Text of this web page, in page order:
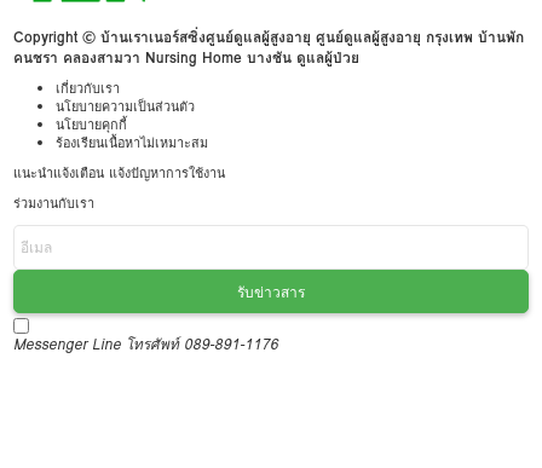
Copyright © บ้านเราเนอร์สซิ่งศูนย์ดูแลผู้สูงอายุ ศูนย์ดูแลผู้สูงอายุ กรุงเทพ บ้านพัก
คนชรา คลองสามวา Nursing Home บางชัน ดูแลผู้ป่วย
เกี่ยวกับเรา
นโยบายความเป็นส่วนตัว
นโยบายคุกกี้
ร้องเรียนเนื้อหาไม่เหมาะสม
แนะนำแจ้งเตือน แจ้งปัญหาการใช้งาน
ร่วมงานกับเรา
รับข่าวสาร
Messenger Line โทรศัพท์ 089-891-1176